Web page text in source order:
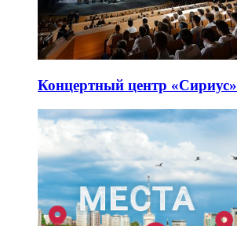
Концертный центр «Сириус»